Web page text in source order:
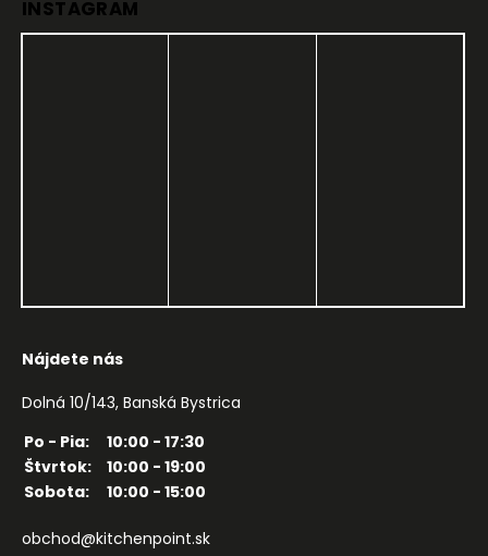
INSTAGRAM
Nájdete nás
Dolná 10/143, Banská Bystrica
Po - Pia:
10:00 - 17:30
Štvrtok:
10:00 - 19:00
Sobota:
10:00 - 15:00
obchod@kitchenpoint.sk